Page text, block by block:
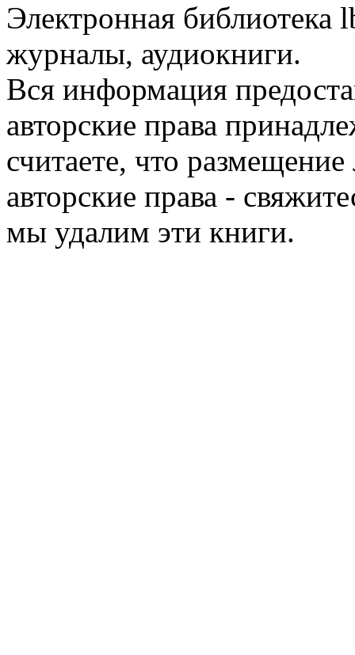
Электронная библиотека
журналы, аудиокниги.
Вся информация
авторские права
считаете, что
авторские права -
мы удалим эти книги.